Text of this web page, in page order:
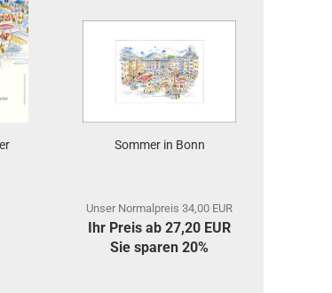
Sommer in Bonn
Unser Normalpreis 34,00 EUR
Ihr Preis ab 27,20 EUR
Sie sparen 20%